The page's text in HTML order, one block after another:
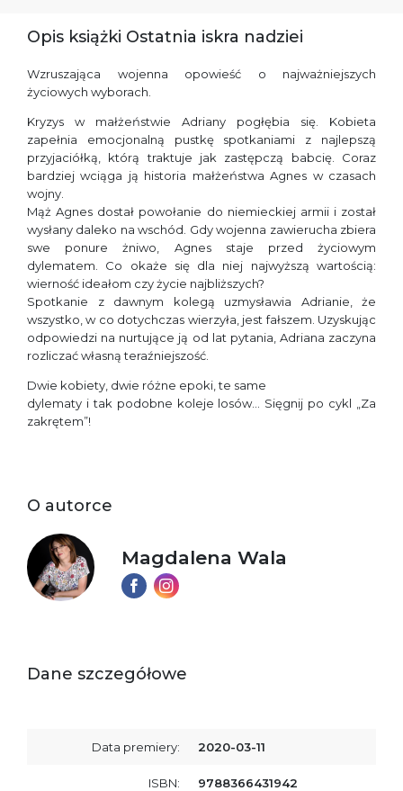
Opis książki Ostatnia iskra nadziei
Wzruszająca wojenna opowieść o najważniejszych
życiowych wyborach.
Kryzys w małżeństwie Adriany pogłębia się. Kobieta
zapełnia emocjonalną pustkę spotkaniami z najlepszą
przyjaciółką, którą traktuje jak zastępczą babcię. Coraz
bardziej wciąga ją historia małżeństwa Agnes w czasach
wojny.
Mąż Agnes dostał powołanie do niemieckiej armii i został
wysłany daleko na wschód. Gdy wojenna zawierucha zbiera
swe ponure żniwo, Agnes staje przed życiowym
dylematem. Co okaże się dla niej najwyższą wartością:
wierność ideałom czy życie najbliższych?
Spotkanie z dawnym kolegą uzmysławia Adrianie, że
wszystko, w co dotychczas wierzyła, jest fałszem. Uzyskując
odpowiedzi na nurtujące ją od lat pytania, Adriana zaczyna
rozliczać własną teraźniejszość.
Dwie kobiety, dwie różne epoki, te same
dylematy i tak podobne koleje losów… Sięgnij po cykl „Za
zakrętem”!
O autorce
Magdalena Wala
Dane szczegółowe
Data premiery: 2020-03-11
ISBN: 9788366431942